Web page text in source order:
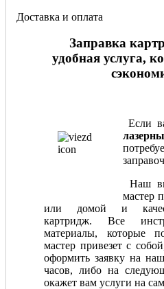
Доставка и оплата
Заправка
удобная услуга,
Если
Наш
мастер
или домой и
картридж. Все
материалы, которые
мастер привезет с
оформить заявку на
часов, либо на
окажет вам услуги на